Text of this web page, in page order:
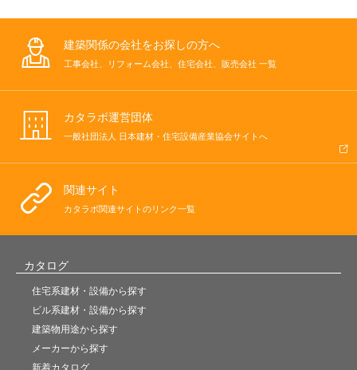
建築関係の会社をお探しの方へ
工事会社、リフォーム会社、住宅会社、販売会社 一覧
カタラボ運営団体
一般社団法人 日本建材・住宅設備産業協会サイトへ
関連サイト
カタラボ関連サイトのリンク一覧
カタログ
住宅系建材・設備から探す
ビル系建材・設備から探す
建築物用途から探す
メーカーから探す
新着カタログ